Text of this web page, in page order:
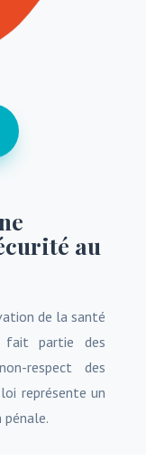
au
de la santé
fait partie des
respect des
représente un
pénale.